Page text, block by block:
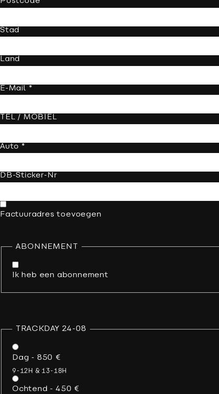
Stad
Land
E-Mail *
TEL / MOBIEL
Auto *
DB-Sticker-Nr
Factuuradres toevoegen
ABONNEMENT
Ik heb een abonnement
TRACKDAY 24-08
Dag - 850 €
9-12H & 13-18H
Ochtend - 450 €